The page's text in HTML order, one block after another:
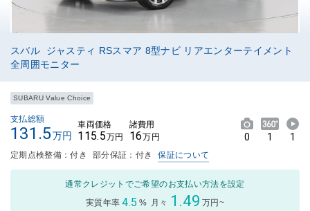
スバル ジャスティ RSスマア 8型ナビ リアエンターテイメント
全周囲モニター
SUBARU Value Choice
支払総額
131.5万円
車両価格
115.5万円
諸費用
16万円 0 1 1
定期点検整備：付き 部分保証：付き 保証について
通常クレジットでご希望のお支払い方法を設定
実質年率 4.5 % 月々 1.49 万円~